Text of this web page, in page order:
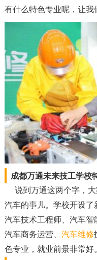
有什么特色专业呢，让我
成都万通未来技工学校
说到万通这两个字，大
汽车的事儿。学校开设
汽车技术工程师、汽车
汽车商务运营、 汽车维修
色专业，就业前景非常好。